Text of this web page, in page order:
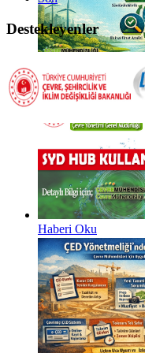
Haberi Oku
Haberi Oku
Destekleyenler